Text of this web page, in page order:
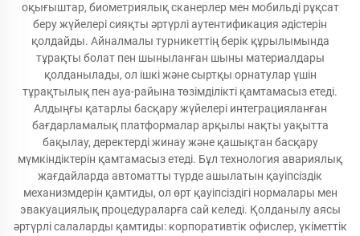
оқығыштар, биометриялық сканерлер мен мобильді рұқсат
беру жүйелері сияқты әртүрлі аутентификация әдістерін
қолдайды. Айналмалы турникеттің берік құрылымында
тұрақты болат пен шыныланған шыны материалдары
қолданылады, ол ішкі және сыртқы орнатулар үшін
тұрақтылық пен ауа-райына төзімділікті қамтамасыз етеді.
Алдыңғы қатарлы басқару жүйелері интеграцияланған
бағдарламалық платформалар арқылы нақты уақытта
бақылау, деректерді жинау және қашықтан басқару
мүмкіндіктерін қамтамасыз етеді. Бұл технология авариялық
жағдайларда автоматты түрде ашылатын қауіпсіздік
механизмдерін қамтиды, ол өрт қауіпсіздігі нормалары мен
эвакуациялық процедураларға сай келеді. Қолданылу аясы
әртүрлі салаларды қамтиды: корпоративтік офислер, үкіметтік